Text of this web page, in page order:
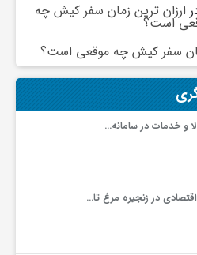
ارزان ترین زمان سفر کیش چه
است؟
سفر کیش چه موقعی است؟
و خدمات در سامانه…
در زنجیره مرغ تا…